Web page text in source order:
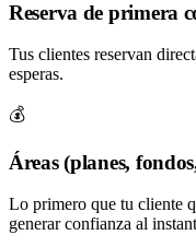
Reserva de primera
Tus clientes reservan
esperas.
💰
Áreas (planes,
Lo primero que tu cliente
generar confianza al